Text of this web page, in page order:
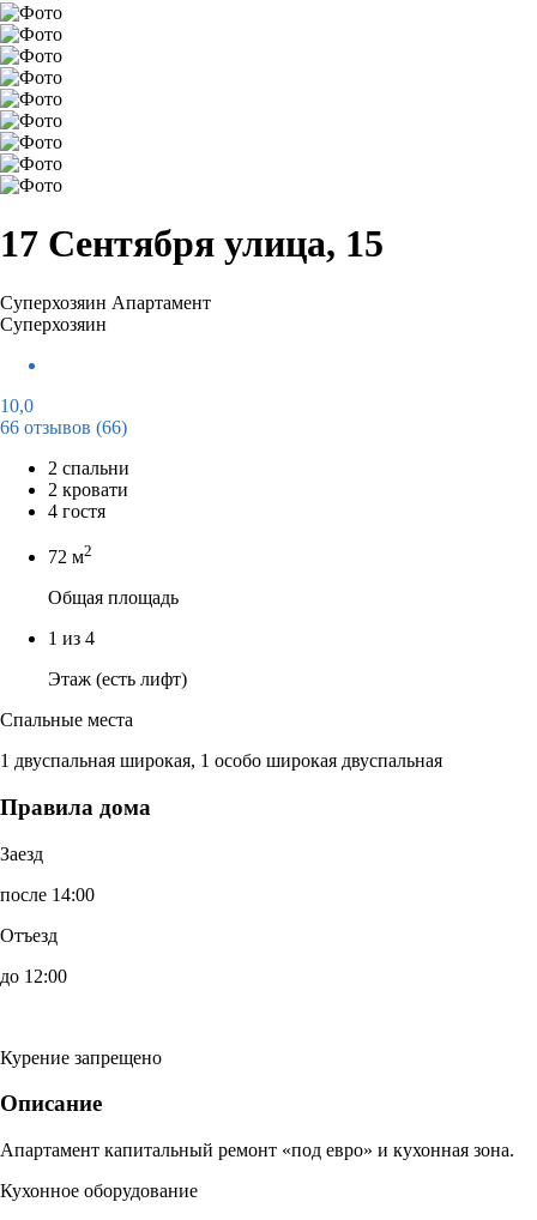
17 Сентября улица, 15
Суперхозяин Апартамент
Суперхозяин
10,0
66 отзывов (66)
2 спальни
2 кровати
4 гостя
72 м2
Общая площадь
1 из 4
Этаж (есть лифт)
Спальные места
1 двуспальная широкая, 1 особо широкая двуспальная
Правила дома
Заезд
после 14:00
Отъезд
до 12:00
Курение запрещено
Описание
Апартамент капитальный ремонт «под евро» и кухонная зона.
Кухонное оборудование